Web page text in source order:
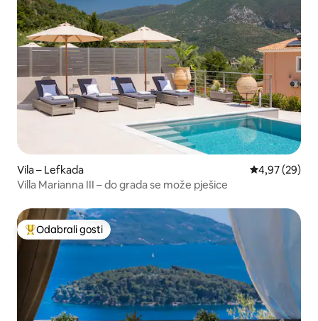
Vila – Lefkada Prosječna
4,97 (29)
Villa Marianna III – do grada se može pješice
Među najviše rangiranima s oznakom „Odabrali gosti”
Odabrali gosti